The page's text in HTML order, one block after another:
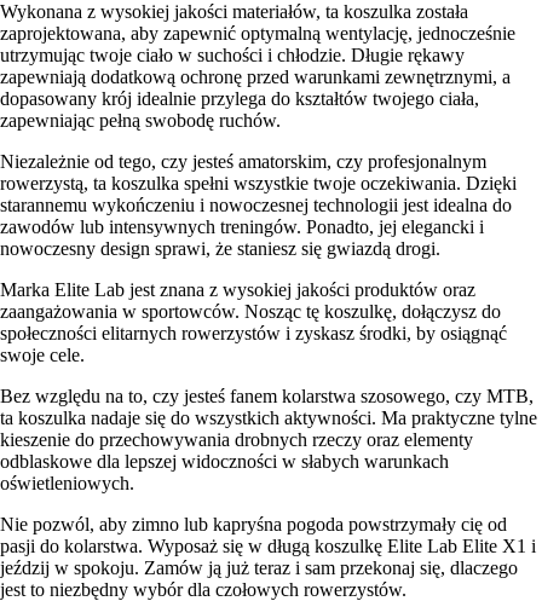
Wykonana z wysokiej jakości materiałów, ta koszulka została
zaprojektowana, aby zapewnić optymalną wentylację, jednocześnie
utrzymując twoje ciało w suchości i chłodzie. Długie rękawy
zapewniają dodatkową ochronę przed warunkami zewnętrznymi, a
dopasowany krój idealnie przylega do kształtów twojego ciała,
zapewniając pełną swobodę ruchów.
Niezależnie od tego, czy jesteś amatorskim, czy profesjonalnym
rowerzystą, ta koszulka spełni wszystkie twoje oczekiwania. Dzięki
starannemu wykończeniu i nowoczesnej technologii jest idealna do
zawodów lub intensywnych treningów. Ponadto, jej elegancki i
nowoczesny design sprawi, że staniesz się gwiazdą drogi.
Marka Elite Lab jest znana z wysokiej jakości produktów oraz
zaangażowania w sportowców. Nosząc tę koszulkę, dołączysz do
społeczności elitarnych rowerzystów i zyskasz środki, by osiągnąć
swoje cele.
Bez względu na to, czy jesteś fanem kolarstwa szosowego, czy MTB,
ta koszulka nadaje się do wszystkich aktywności. Ma praktyczne tylne
kieszenie do przechowywania drobnych rzeczy oraz elementy
odblaskowe dla lepszej widoczności w słabych warunkach
oświetleniowych.
Nie pozwól, aby zimno lub kapryśna pogoda powstrzymały cię od
pasji do kolarstwa. Wyposaż się w długą koszulkę Elite Lab Elite X1 i
jeździj w spokoju. Zamów ją już teraz i sam przekonaj się, dlaczego
jest to niezbędny wybór dla czołowych rowerzystów.